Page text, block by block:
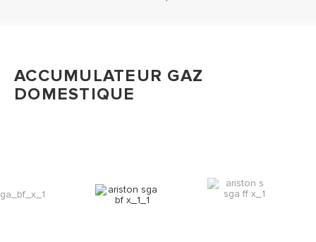
ACCUMULATEUR GAZ
DOMESTIQUE